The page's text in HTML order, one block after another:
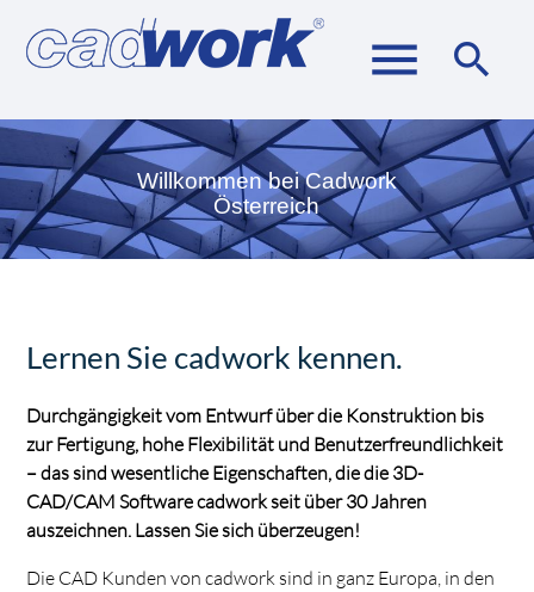
menu search
Suchbegriffe SUCHEN
Willkommen bei Cadwork
Österreich
Lernen Sie cadwork kennen.
Durchgängigkeit vom Entwurf über die Konstruktion bis
zur Fertigung, hohe Flexibilität und Benutzerfreundlichkeit
– das sind wesentliche Eigenschaften, die die 3D-
CAD/CAM Software cadwork seit über 30 Jahren
auszeichnen. Lassen Sie sich überzeugen!
Die CAD Kunden von cadwork sind in ganz Europa, in den